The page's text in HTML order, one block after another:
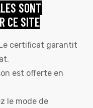
SONT
CE SITE
certificat garantit
est offerte en
le mode de